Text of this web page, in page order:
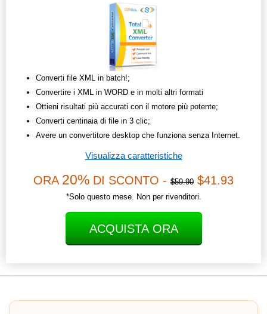
Converti file XML in batch!;
Convertire i XML in WORD e in molti altri formati
Ottieni risultati più accurati con il motore più potente;
Converti centinaia di file in 3 clic;
Avere un convertitore desktop che funziona senza Internet.
Visualizza caratteristiche
ORA 20% DI SCONTO - $59.90 $41.93
*Solo questo mese. Non per rivenditori.
ACQUISTA ORA